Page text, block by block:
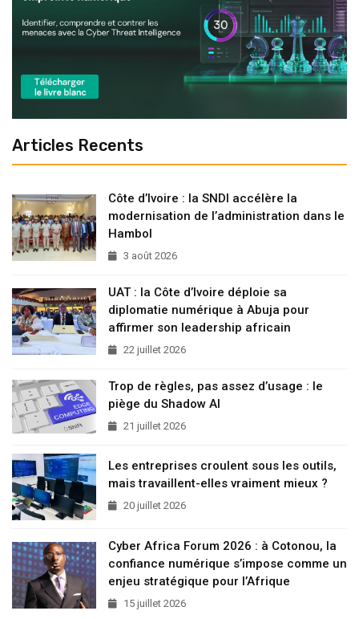
Articles Recents
Côte d’Ivoire : la SNDI accélère la
modernisation de l’administration dans le
Hambol
3 août 2026
UAT : la Côte d’Ivoire déploie sa
diplomatie numérique à Abuja pour
affirmer son leadership africain
22 juillet 2026
Trop de règles, pas assez d’usage : le
piège du Shadow AI
21 juillet 2026
Les entreprises croulent sous les outils,
mais travaillent-elles vraiment mieux ?
20 juillet 2026
Cyber Africa Forum 2026 : à Cotonou, la
confiance numérique s’impose comme un
enjeu stratégique pour l’Afrique
15 juillet 2026